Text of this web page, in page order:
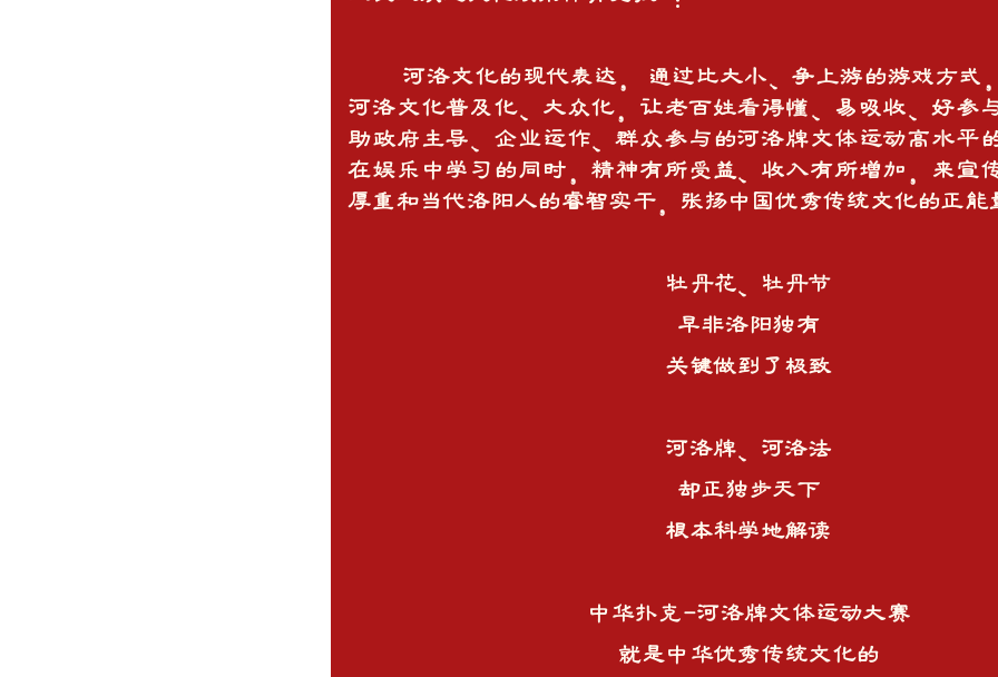
河洛文化的现代表达， 通过比大小、争上游的游戏方式，
河洛文化普及化、大众化，让老百姓看得懂、易吸收、好参
助政府主导、企业运作、群众参与的河洛牌文体运动高水平
在娱乐中学习的同时，精神有所受益、收入有所增加，来宣
厚重和当代洛阳人的睿智实干，张扬中国优秀传统文化的正能
牡丹花、牡丹节
早非洛阳独有
关键做到了极致
河洛牌、河洛法
却正独步天下
根本科学地解读
中华扑克-河洛牌文体运动大赛
就是中华优秀传统文化的